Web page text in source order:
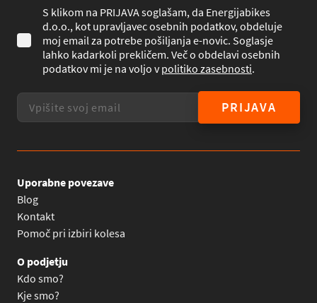
S klikom na PRIJAVA soglašam, da Energijabikes
d.o.o., kot upravljavec osebnih podatkov, obdeluje
moj email za potrebe pošiljanja e-novic. Soglasje
lahko kadarkoli prekličem. Več o obdelavi osebnih
podatkov mi je na voljo vpolitiko zasebnosti.
PRIJAVA
Uporabne povezave
Blog
Kontakt
Pomoč pri izbiri kolesa
O podjetju
Kdo smo?
Kje smo?